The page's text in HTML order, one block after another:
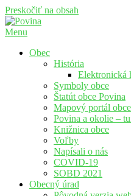
Preskočiť na obsah
Menu
Obec
História
Elektronická
Symboly obce
Štatút obce Povina
Mapový portál
Povina a okolie –
Knižnica obce
Voľby
Napísali o nás
COVID-19
SOBD 2021
Obecný úrad